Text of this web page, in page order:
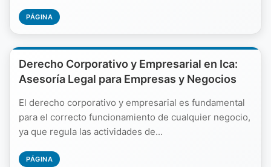
PÁGINA
Derecho Corporativo y Empresarial en Ica:
Asesoría Legal para Empresas y Negocios
El derecho corporativo y empresarial es fundamental
para el correcto funcionamiento de cualquier negocio,
ya que regula las actividades de...
PÁGINA